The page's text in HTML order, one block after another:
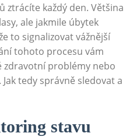
ztrácíte každý den. Většina
ale jakmile úbytek
to signalizovat vážnější
tohoto procesu vám
zdravotní problémy nebo
tedy správně sledovat a
stavu